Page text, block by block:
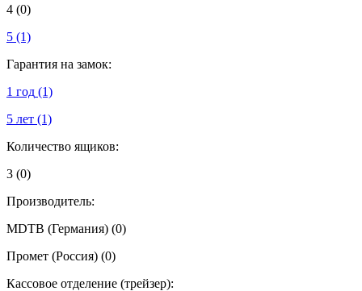
4 (0)
5 (1)
Гарантия на замок:
1 год (1)
5 лет (1)
Количество ящиков:
3 (0)
Производитель:
MDTB (Германия) (0)
Промет (Россия) (0)
Кассовое отделение (трейзер):